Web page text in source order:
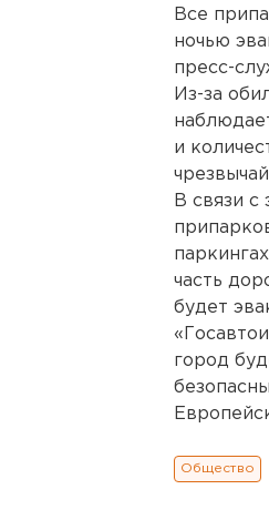
Все
ночью
пресс-
Из-за
и
В связи с
часть
будет
город
Общество